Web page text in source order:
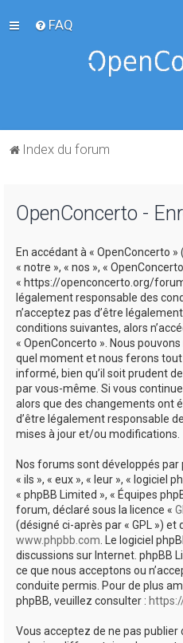
FAQ
Index du forum
OpenConcerto -
En accédant à « OpenConcerto
« notre », « nos », «
« https://openconcerto.org/
légalement responsable des
n’acceptez pas d’être
conditions suivantes, alors
« OpenConcerto ». Nous
quel moment et nous ferons
informé, bien qu’il soit prudent
par vous-même. Si vous
alors que des changements ont
d’être légalement responsable
mises à jour et/ou modifications.
Nos forums sont développés
« ils », « eux », « leur », « logiciel
« phpBB Limited », « Équipes
forum, déclaré sous la licence «
(désigné ci-après par « GPL »)
www.phpbb.com. Le logiciel
discussions sur Internet. phpBB
ce que nous acceptons ou
conduite permis. Pour de plus
phpBB, veuillez consulter :
Vous acceptez de ne pas